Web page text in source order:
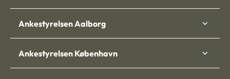
Ankestyrelsen Aalborg
Ankestyrelsen København